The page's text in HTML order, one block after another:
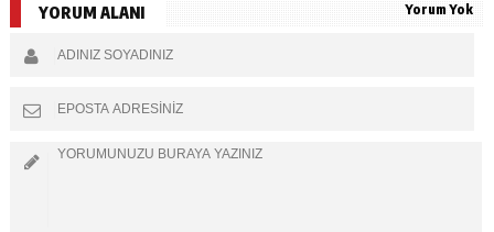
YORUM ALANI Yorum Yok